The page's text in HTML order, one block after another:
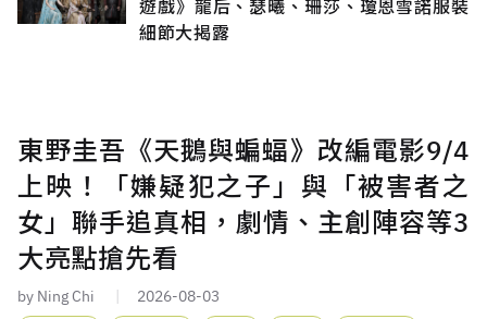
遊戲》龍后、瑟曦、珊莎、瓊恩雪諾服裝
細節大揭露
東野圭吾《天鵝與蝙蝠》改編電影9/4
上映！「嫌疑犯之子」與「被害者之
女」聯手追真相，劇情、主創陣容等3
大亮點搶先看
by Ning Chi 2026-08-03